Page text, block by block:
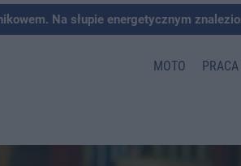
Na słupie energetycznym
MOTO PRACA